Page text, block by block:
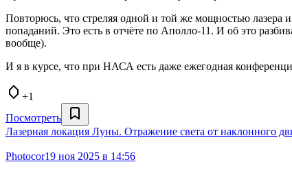
Повторюсь, что стреляя одной и той же мощностью
попаданий. Это есть в отчёте по Аполло-11. И об это
вообще).
И я в курсе, что при НАСА есть даже ежегодная
+1
Посмотреть
Лазерная локация Луны. Отражение света от наклонного
Photocor19 ноя 2025 в 14:56